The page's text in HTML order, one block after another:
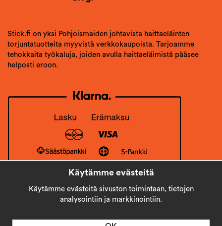
Stick.fi on yksi Pohjoismaiden johtavista haittaeläinten
torjuntatuotteita myyvistä verkkokaupoista. Tarjoamme
tehokkaita työkaluja, joiden avulla haittaeläimistä pääsee
helposti eroon.
Käytämme evästeitä
Käytämme evästeitä sivuston toimintaan, tietojen
analysointiin ja markkinointiin.